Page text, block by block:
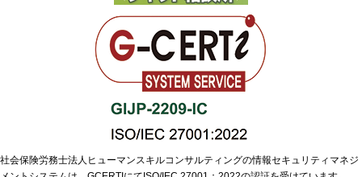
社会保険労務士法人ヒューマンスキルコンサルティングの情報セキュリティマネジ